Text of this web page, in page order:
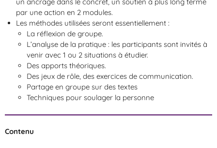
par une action en 2 modules.
Les méthodes utilisées seront essentiellement :
La réflexion de groupe.
L’analyse de la pratique : les participants sont invités à
venir avec 1 ou 2 situations à étudier.
Des apports théoriques.
Des jeux de rôle, des exercices de communication.
Partage en groupe sur des textes
Techniques pour soulager la personne
Contenu